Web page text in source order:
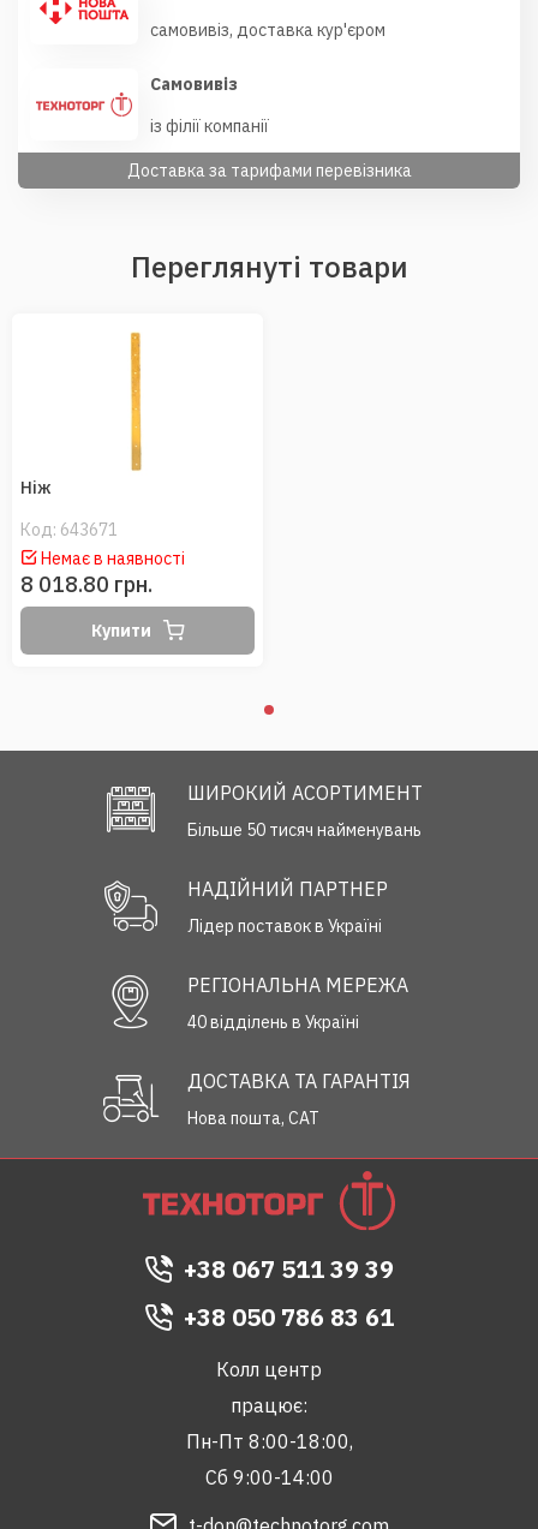
самовивіз, доставка кур'єром
Самовивіз
із філії компанії
Доставка за тарифами перевізника
Переглянуті товари
Код: 643671
Нiж
Немає в наявності
8 018.80 грн.
Купити
ШИРОКИЙ АСОРТИМЕНТ
Більше 50 тисяч найменувань
НАДІЙНИЙ ПАРТНЕР
Лідер поставок в Україні
РЕГІОНАЛЬНА МЕРЕЖА
40 відділень в Україні
ДОСТАВКА ТА ГАРАНТІЯ
Нова пошта, САТ
+38 067 511 39 39
+38 050 786 83 61
Колл центр
працює:
Пн-Пт 8:00-18:00,
Сб 9:00-14:00